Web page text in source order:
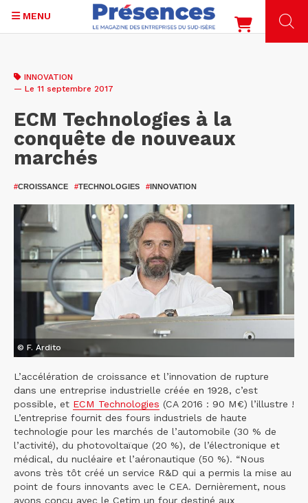
contenu
MENU
INNOVATION
— Le 11 septembre 2017
ECM Technologies à la
conquête de nouveaux
marchés
#CROISSANCE #TECHNOLOGIES #INNOVATION
© F. Ardito
L’accélération de croissance et l’innovation de rupture
dans une entreprise industrielle créée en 1928, c’est
possible, et ECM Technologies (CA 2016 : 90 M€) l’illustre !
L’entreprise fournit des fours industriels de haute
technologie pour les marchés de l’automobile (30 % de
l’activité), du photovoltaïque (20 %), de l’électronique et
médical, du nucléaire et l’aéronautique (50 %). “Nous
avons très tôt créé un service R&D qui a permis la mise au
point de fours innovants avec le CEA. Dernièrement, nous
avons conçu avec le Cetim un four destiné aux